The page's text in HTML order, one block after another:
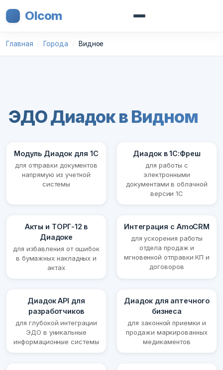
Olcom
Главная Города Видное
ЭДО Диадок в Видном
Модуль Диадок для 1С
для отправки документов
напрямую из учетной
системы
Диадок в 1С:Фреш
для работы с
электронными
документами в облачной
версии 1С
Акты и ТОРГ-12 в
Диадоке
для избавления от ошибок
в бумажных накладных и
актах
Интеграция с AmoCRM
для ускорения работы
отдела продаж и
мгновенной отправки КП и
договоров
Диадок API для
разработчиков
для глубокой интеграции
ЭДО в уникальные
информационные системы
Диадок для аптечного
бизнеса
для законной приемки и
продажи маркированных
медикаментов